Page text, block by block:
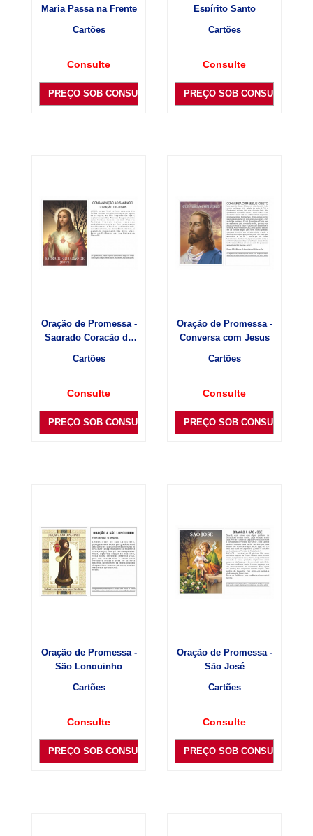
Maria Passa na Frente
Cartões
Consulte
PREÇO SOB CONSULTA
Espírito Santo
Cartões
Consulte
PREÇO SOB CONSULTA
Oração de Promessa -
Sagrado Coração de
Cartões
Consulte
PREÇO SOB CONSULTA
Oração de Promessa -
Conversa com Jesus
Cartões
Consulte
PREÇO SOB CONSULTA
Oração de Promessa -
São Longuinho
Cartões
Consulte
PREÇO SOB CONSULTA
Oração de Promessa -
São José
Cartões
Consulte
PREÇO SOB CONSULTA